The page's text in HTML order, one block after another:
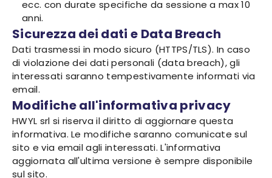
ecc. con durate specifiche da sessione a max 10
anni.
Sicurezza dei dati e Data Breach
Dati trasmessi in modo sicuro (HTTPS/TLS). In caso
di violazione dei dati personali (data breach), gli
interessati saranno tempestivamente informati via
email.
Modifiche all'informativa privacy
HWYL srl si riserva il diritto di aggiornare questa
informativa. Le modifiche saranno comunicate sul
sito e via email agli interessati. L'informativa
aggiornata all'ultima versione è sempre disponibile
sul sito.